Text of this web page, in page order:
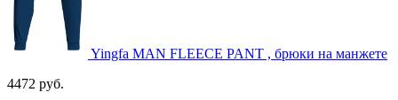
Yingfa MAN FLEECE PANT , брюки на манжете
4472 руб.